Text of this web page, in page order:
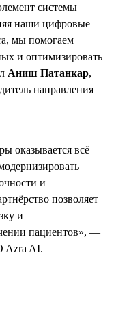
системы
наши цифровые
мы помогаем
и оптимизировать
Аниш Патанкар,
направления
оказывается всё
и
позволяет
и
пациентов», —
Azra AI.